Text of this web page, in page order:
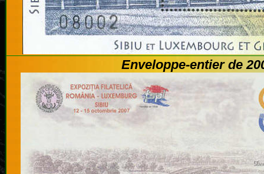
Enveloppe-entier de